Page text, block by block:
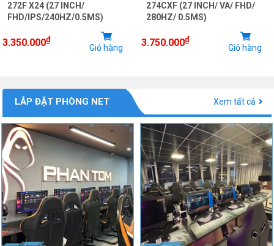
272F X24 (27 INCH/
FHD/IPS/240HZ/0.5MS)
3.350.000₫
Giỏ hàng
274CXF (27 INCH/ VA/ FHD/
280HZ/ 0.5MS)
3.750.000₫
Giỏ hàng
LẮP ĐẶT PHÒNG NET Xem tất cả